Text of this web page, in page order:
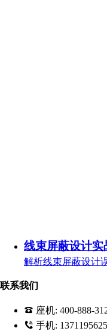
线束屏蔽设计
解析线束屏蔽设计
联系我们
座机: 400-888-
手机: